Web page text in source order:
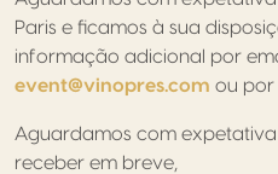
Paris e ficamos à sua
informação adicional por
event@vinopres.com ou por
Aguardamos com
receber em breve,